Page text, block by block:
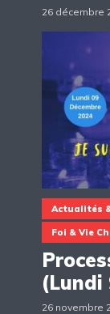
26 décembre
Actualités
Foi & Vie
(Lundi
26 novembre